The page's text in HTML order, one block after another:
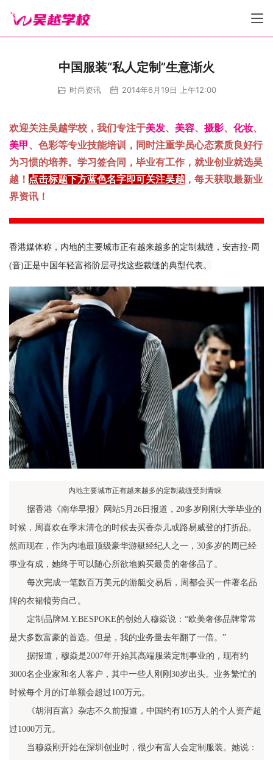
中国服装“私人定制”生意渐火
时尚资讯 2014年6月19日 上午12:00
欢迎关注吴越学校，我们专注于美发、 美容、 摄影、 化妆、
美甲、色彩等专业技能培训，同时注重学员心态素质良好行
为习惯的培养。学习签合同，毕业有工作，就业创业就选吴
越！ 点击标题下方蓝色名字即可关注吴越 ，每天获取最新业
界资讯！
香港媒体称，内地的主要城市正有越来越多的定制裁缝，安吉拉-周
(音)正是中国年轻富裕阶层寻找这些裁缝的典型代表。
内地主要城市正有越来越多的定制裁缝受到青睐
据香港《南华早报》网站5月26日报道，20多岁刚刚大学毕业的
时候，周喜欢在季末清仓的时候去买香奈儿或路易威登的打折品。
然而现在，作为内地最顶级豪华游艇经纪人之一，30多岁的周已经
事业有成，她终于可以随心所欲地购买最贵的奢侈品了。
每次完成一笔数百万美元的游艇交易后，周都会买一件著名品
牌的衣裙犒劳自己。
定制品牌M.Y.BESPOKE的创始人穆焱说：“欧美奢侈品牌常常
是大多数富豪的首选。但是，我的业务量去年翻了一倍。”
据报道，穆焱是2007年开始其高端服装定制事业的，现有约
3000名企业家和名人客户，其中一些人刚刚30岁出头。业务繁忙的
时候每个月的订单额会超过100万元。
《胡润百富》杂志不久前报道，中国约有105万人的个人资产超
过1000万元。
当穆焱刚开始在深圳创业时，很少有富人会定制服装。她说：